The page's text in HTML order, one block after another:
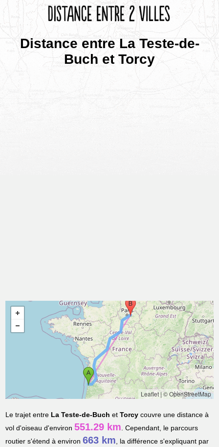
Distance entre La Teste-de-
Buch et Torcy
Leaflet|© OpenStreetMap
Le trajet entre La Teste-de-Buch etTorcy couvre une distance à
vol d'oiseau d'environ551.29 km. Cependant, le parcours
routier s'étend à environ663 km, la différence s'expliquant par